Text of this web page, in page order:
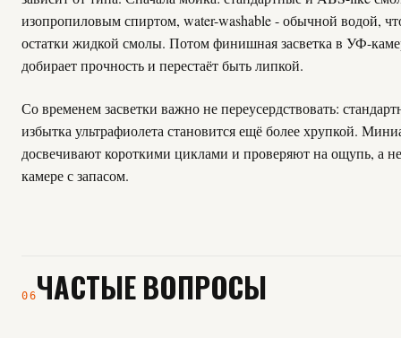
изопропиловым спиртом, water-washable - обычной водой,
остатки жидкой смолы. Потом финишная засветка в УФ-
добирает прочность и перестаёт быть липкой.
Со временем засветки важно не переусердствовать:
избытка ультрафиолета становится ещё более хрупкой.
досвечивают короткими циклами и проверяют на ощупь, а
камере с запасом.
06ЧАСТЫЕ ВОПРОСЫ